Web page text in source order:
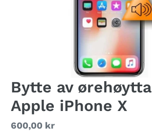
Bytte av
Apple iPhone X
Vanlig
600,00 kr